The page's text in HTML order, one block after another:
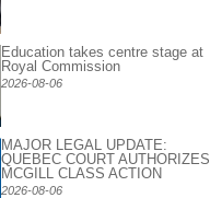
Education takes centre stage at
Royal Commission
2026-08-06
MAJOR LEGAL UPDATE:
QUEBEC COURT AUTHORIZES
MCGILL CLASS ACTION
2026-08-06